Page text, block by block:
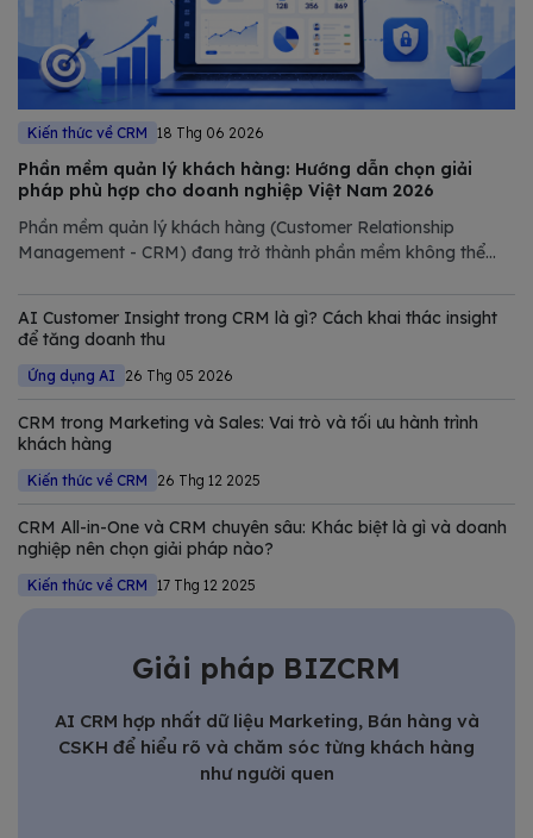
Kiến thức về CRM 18 Thg 06 2026
Phần mềm quản lý khách hàng: Hướng dẫn chọn giải
pháp phù hợp cho doanh nghiệp Việt Nam 2026
Phần mềm quản lý khách hàng (Customer Relationship
Management - CRM) đang trở thành phần mềm không thể
Trong bài viết này, Bizfly tổng hợp và phân tích chi tiết các
giải pháp CRM tốt nhất
AI Customer Insight trong CRM là gì? Cách khai thác insight
để tăng doanh thu
Ứng dụng AI 26 Thg 05 2026
CRM trong Marketing và Sales: Vai trò và tối ưu hành trình
khách hàng
Kiến thức về CRM 26 Thg 12 2025
CRM All-in-One và CRM chuyên sâu: Khác biệt là gì và doanh
nghiệp nên chọn giải pháp nào?
Kiến thức về CRM 17 Thg 12 2025
Giải pháp BIZCRM
AI CRM hợp nhất dữ liệu Marketing, Bán hàng và
CSKH để hiểu rõ và chăm sóc từng khách hàng
như người quen